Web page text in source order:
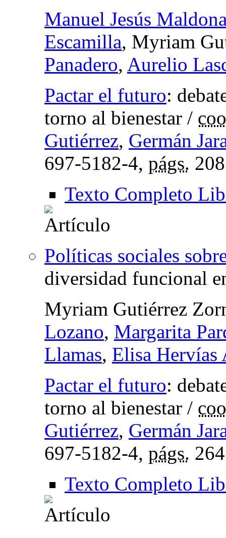
Manuel Jesús
Escamilla, Myriam
Panadero, Aurelio
Pactar el futuro:
torno al bienestar /
Gutiérrez, Germán
697-5182-4, págs.
Texto Completo
Políticas sociales
diversidad funcional
Myriam Gutiérrez
Lozano, Margarita
Llamas, Elisa Hervías
Pactar el futuro:
torno al bienestar /
Gutiérrez, Germán
697-5182-4, págs.
Texto Completo